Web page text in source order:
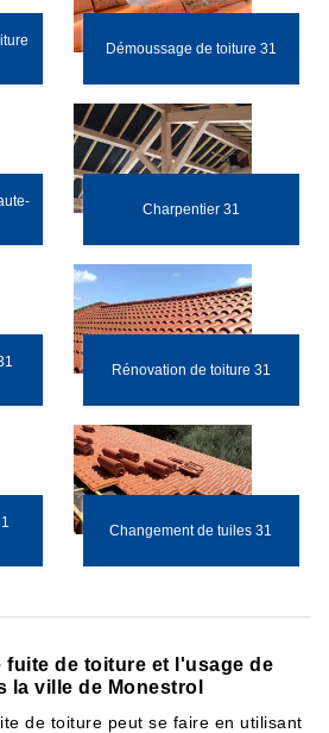
Démoussage de toiture 31
Charpentier 31
Rénovation de toiture 31
Changement de tuiles 31
fuite de toiture et l'usage de
la ville de Monestrol
de toiture peut se faire en utilisant